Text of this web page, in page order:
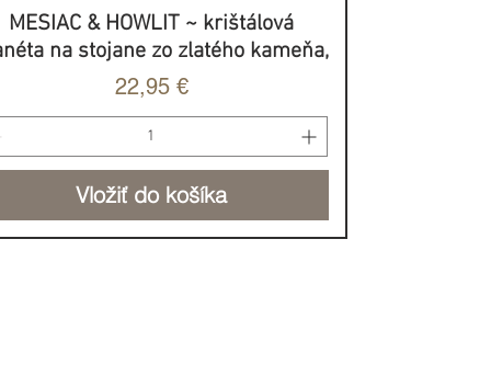
Rýchle zobrazenie
MESIAC & HOWLIT ~ krištálová
na stojane zo zlatého kameňa,
Cena
22,95 €
Vložiť do košíka